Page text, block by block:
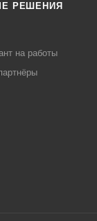
РЕШЕНИЯ
на работы